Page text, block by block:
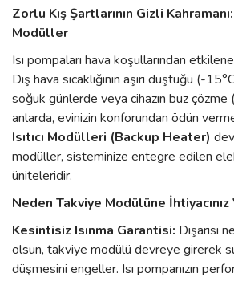
Zorlu Kış Şartlarının Gizli Kahramanı:
Modüller
Isı pompaları hava koşullarından
Dış hava sıcaklığının aşırı düştüğü (-
soğuk günlerde veya cihazın buz çözme
anlarda, evinizin konforundan ödün
Isıtıcı Modülleri (Backup Heater)
modüller, sisteminize entegre edilen
üniteleridir.
Neden Takviye Modülüne İhtiyacınız
Kesintisiz Isınma Garantisi: Dışarısı
olsun, takviye modülü devreye girerek su
düşmesini engeller. Isı pompanızın